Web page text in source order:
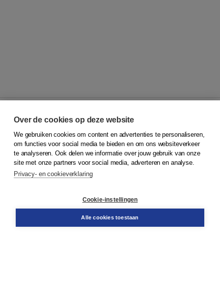
© 2026Koninklijke Boom uitgevers
Klantenservice
Service & informatie
Contact
Over de cookies op deze website
We gebruiken cookies om content en advertenties te personaliseren,
om functies voor social media te bieden en om ons websiteverkeer
te analyseren. Ook delen we informatie over jouw gebruik van onze
site met onze partners voor social media, adverteren en analyse.
Privacy- en cookieverklaring
Cookie-instellingen
Alle cookies toestaan